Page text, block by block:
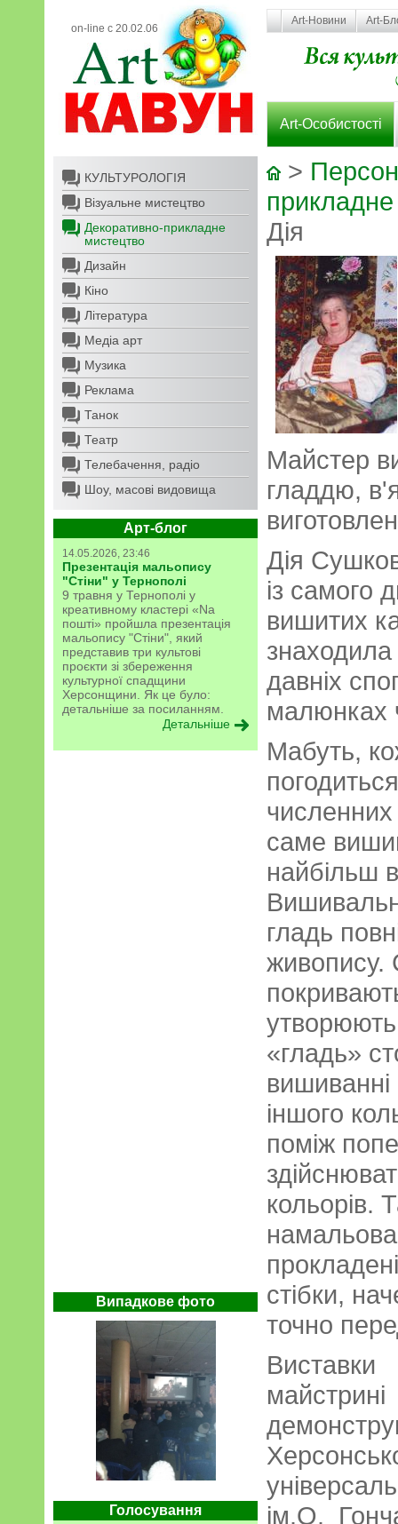
on-line с 20.02.06
Art-Новини Art-
Art-Особистості
КУЛЬТУРОЛОГІЯ
Візуальне мистецтво
Декоративно-прикладне
мистецтво
Дизайн
Кіно
Література
Медіа арт
Музика
Реклама
Танок
Театр
Телебачення, радіо
Шоу, масові видовища
Арт-блог
14.05.2026, 23:46
Презентація мальопису
"Стіни" у Тернополі
9 травня у Тернополі у
креативному кластері «Na
пошті» пройшла презентація
мальопису "Стіни", який
представив три культові
проєкти зі збереження
культурної спадщини
Херсонщини. Як це було:
детальніше за посиланням.
Детальніше
Випадкове фото
Голосування
>
Дія
Майстер
гладдю,
Дія
із самого
вишитих
давніх
малюнках
Мабуть,
саме
найбільш
гладь
живопису.
«гладь»
вишиванні
іншого
поміж
кольорів.
стібки,
точно
ім.О.